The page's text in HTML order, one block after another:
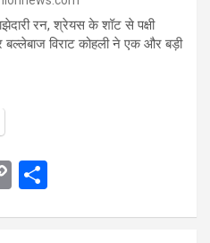
रन, श्रेयस के शॉट से पक्षी
विराट कोहली ने एक और बड़ी
C